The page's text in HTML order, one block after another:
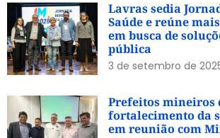
Lavras sedia
Saúde e reúne
em busca de
pública
3 de setembro de
Prefeitos mineiros
fortalecimento da
em reunião com